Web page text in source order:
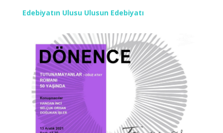
Edebiyatın Ulusu Ulusun Edebiyatı